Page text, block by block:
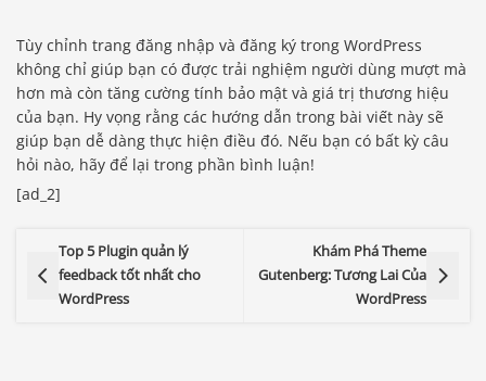
Tùy chỉnh trang đăng nhập và đăng ký trong WordPress
không chỉ giúp bạn có được trải nghiệm người dùng mượt mà
hơn mà còn tăng cường tính bảo mật và giá trị thương hiệu
của bạn. Hy vọng rằng các hướng dẫn trong bài viết này sẽ
giúp bạn dễ dàng thực hiện điều đó. Nếu bạn có bất kỳ câu
hỏi nào, hãy để lại trong phần bình luận!
[ad_2]
Top 5 Plugin quản lý
feedback tốt nhất cho
WordPress
Khám Phá Theme
Gutenberg: Tương Lai Của
WordPress